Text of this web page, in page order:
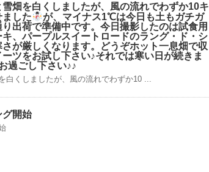
雪畑を白くしましたが、風の流れでわずか10キ
ました
が、マイナス1℃は今日も土もガチガ
出荷で準備中です。今日撮影したのは試食用
、パープルスイートロードのラング・ド・シ
が厳しくなります。どうぞホット一息畑で収
ツをお試し下さい♪それでは寒い日が続きま
過ごし下さい♪♪
白くしましたが、風の流れでわずか10 ...
グ開始